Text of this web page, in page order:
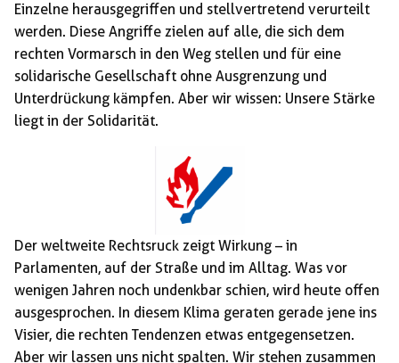
Einzelne herausgegriffen und stellvertretend verurteilt
werden. Diese Angriffe zielen auf alle, die sich dem
rechten Vormarsch in den Weg stellen und für eine
solidarische Gesellschaft ohne Ausgrenzung und
Unterdrückung kämpfen. Aber wir wissen: Unsere Stärke
liegt in der Solidarität.
Der weltweite Rechtsruck zeigt Wirkung – in
Parlamenten, auf der Straße und im Alltag. Was vor
wenigen Jahren noch undenkbar schien, wird heute offen
ausgesprochen. In diesem Klima geraten gerade jene ins
Visier, die rechten Tendenzen etwas entgegensetzen.
Aber wir lassen uns nicht spalten. Wir stehen zusammen